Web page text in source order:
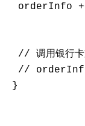
orderInfo
// 调用银行卡
//
}